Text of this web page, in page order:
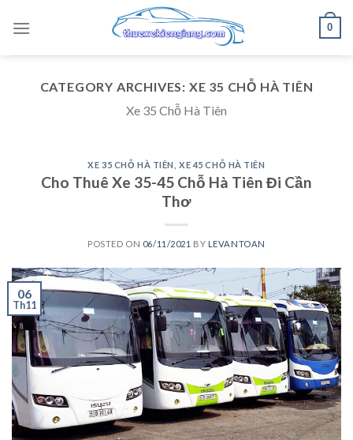
0
CATEGORY ARCHIVES: XE 35 CHỖ HÀ TIÊN
Xe 35 Chỗ Hà Tiên
XE 35 CHỖ HÀ TIÊN ,XE 45 CHỖ HÀ TIÊN
Cho Thuê Xe 35-45 Chỗ Hà Tiên Đi Cần
Thơ
POSTED ON 06/11/2021 BY LEVANTOAN
06
Th11